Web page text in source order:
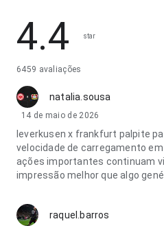
4.4 star
6459 avaliações
natalia.sousa
14 de maio de 2026
leverkusen x frankfurt palpite
velocidade de carregamento
ações importantes continuam
impressão melhor que algo
raquel.barros